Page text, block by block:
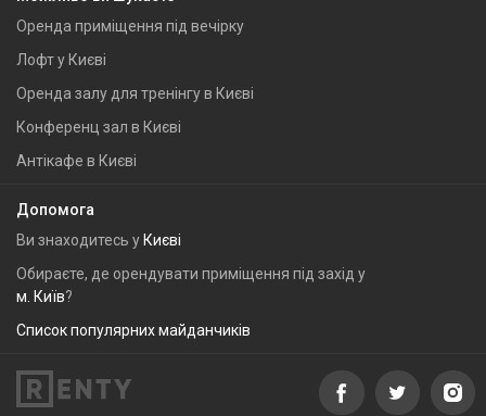
Оренда приміщення під вечірку
Лофт у Києві
Оренда залу для тренінгу в Києві
Конференц зал в Києві
Антікафе в Києві
Допомога
Ви знаходитесь у Києві
Обираєте, де орендувати приміщення під захід у
м. Київ?
Список популярних майданчиків